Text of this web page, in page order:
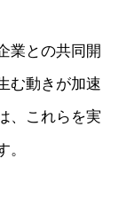
業との共同開
む動きが加速
、これらを実